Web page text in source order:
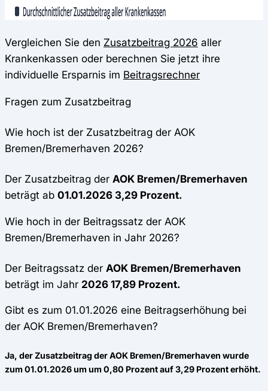
Vergleichen Sie den Zusatzbeitrag 2026 aller
Krankenkassen oder berechnen Sie jetzt ihre
individuelle Ersparnis im Beitragsrechner
Fragen zum Zusatzbeitrag
Wie hoch ist der Zusatzbeitrag der AOK
Bremen/Bremerhaven 2026?
Der Zusatzbeitrag der AOK Bremen/Bremerhaven
beträgt ab 01.01.2026 3,29 Prozent.
Wie hoch in der Beitragssatz der AOK
Bremen/Bremerhaven in Jahr 2026?
Der Beitragssatz der AOK Bremen/Bremerhaven
beträgt im Jahr 2026 17,89 Prozent.
Gibt es zum 01.01.2026 eine Beitragserhöhung bei
der AOK Bremen/Bremerhaven?
Ja, der Zusatzbeitrag der AOK Bremen/Bremerhaven wurde
zum 01.01.2026 umum 0,80 Prozent auf 3,29 Prozenterhöht.